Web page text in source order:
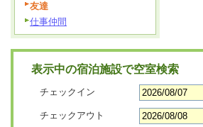
友達
仕事仲間
表示中の宿泊施設で空室検索
チェックイン
チェックアウト